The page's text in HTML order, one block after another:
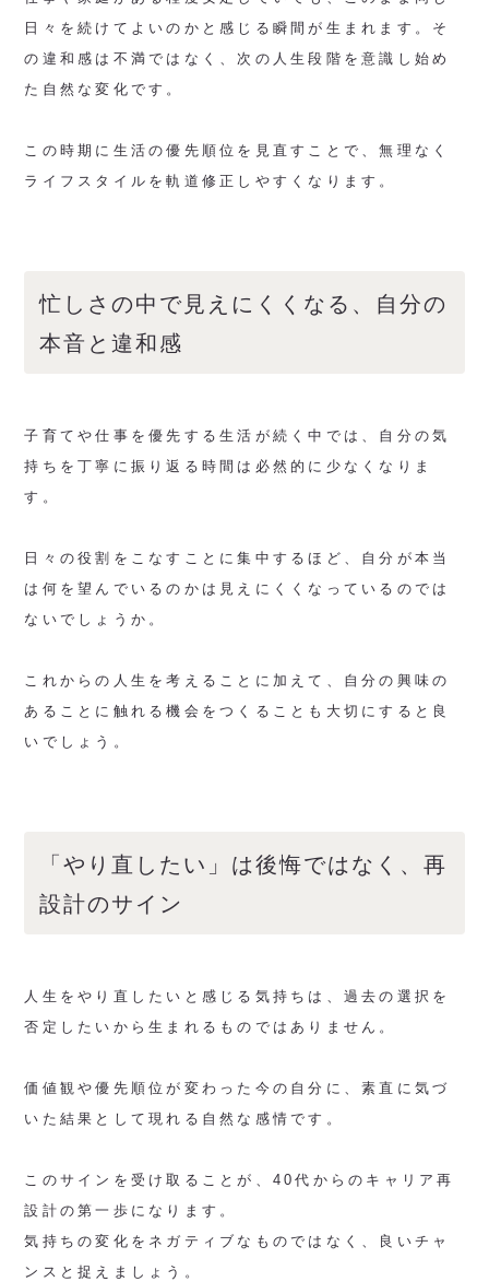
日々を続けてよいのかと感じる瞬間が生まれます。そ
の違和感は不満ではなく、次の人生段階を意識し始め
た自然な変化です。
この時期に生活の優先順位を見直すことで、無理なく
ライフスタイルを軌道修正しやすくなります。
忙しさの中で見えにくくなる、自分の
本音と違和感
子育てや仕事を優先する生活が続く中では、自分の気
持ちを丁寧に振り返る時間は必然的に少なくなりま
す。
日々の役割をこなすことに集中するほど、自分が本当
は何を望んでいるのかは見えにくくなっているのでは
ないでしょうか。
これからの人生を考えることに加えて、自分の興味の
あることに触れる機会をつくることも大切にすると良
いでしょう。
「やり直したい」は後悔ではなく、再
設計のサイン
人生をやり直したいと感じる気持ちは、過去の選択を
否定したいから生まれるものではありません。
価値観や優先順位が変わった今の自分に、素直に気づ
いた結果として現れる自然な感情です。
このサインを受け取ることが、40代からのキャリア再
設計の第一歩になります。
気持ちの変化をネガティブなものではなく、良いチャ
ンスと捉えましょう。